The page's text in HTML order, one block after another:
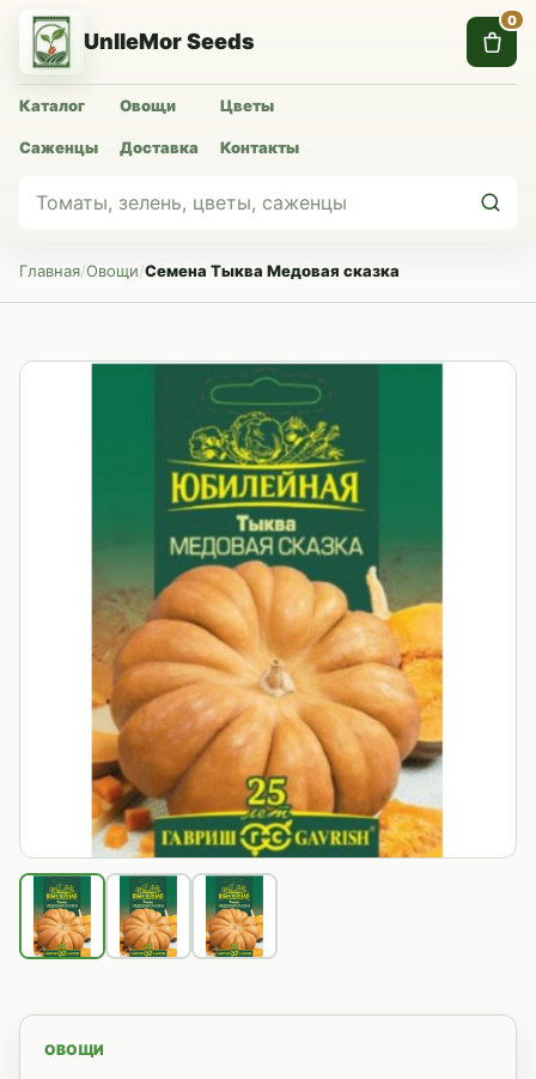
UnlleMor Seeds
Каталог Овощи Цветы
Саженцы Доставка Контакты
0
Главная/Овощи/Семена Тыква Медовая сказка
ОВОЩИ